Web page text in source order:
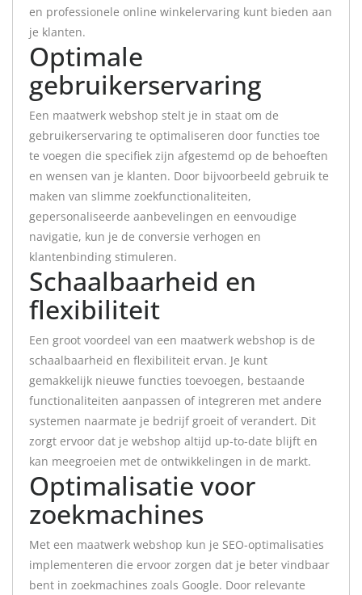
en professionele online winkelervaring kunt bieden aan
je klanten.
Optimale
gebruikerservaring
Een maatwerk webshop stelt je in staat om de
gebruikerservaring te optimaliseren door functies toe
te voegen die specifiek zijn afgestemd op de behoeften
en wensen van je klanten. Door bijvoorbeeld gebruik te
maken van slimme zoekfunctionaliteiten,
gepersonaliseerde aanbevelingen en eenvoudige
navigatie, kun je de conversie verhogen en
klantenbinding stimuleren.
Schaalbaarheid en
flexibiliteit
Een groot voordeel van een maatwerk webshop is de
schaalbaarheid en flexibiliteit ervan. Je kunt
gemakkelijk nieuwe functies toevoegen, bestaande
functionaliteiten aanpassen of integreren met andere
systemen naarmate je bedrijf groeit of verandert. Dit
zorgt ervoor dat je webshop altijd up-to-date blijft en
kan meegroeien met de ontwikkelingen in de markt.
Optimalisatie voor
zoekmachines
Met een maatwerk webshop kun je SEO-optimalisaties
implementeren die ervoor zorgen dat je beter vindbaar
bent in zoekmachines zoals Google. Door relevante